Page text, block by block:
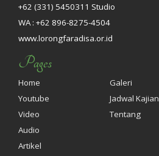
+62 (331) 5450311 Studio
WA : +62 896-8275-4504
www.lorongfaradisa.or.id
Pages
Home
Youtube
Video
Audio
Artikel
Galeri
Jadwal Kajian
Tentang